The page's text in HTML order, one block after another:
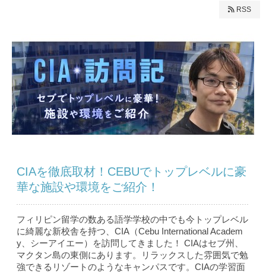
RSS
CIAを徹底取材！CEBUでトップレベルに豪
華な施設や環境をご紹介！
フィリピン留学の数ある語学学校の中でも今トップレベル
に綺麗な新校舎を持つ、CIA（Cebu International Academ
y、シーアイエー）を訪問してきました！ CIAはセブ州、
マクタン島の東側にあります。リラックスした雰囲気で勉
強できるリゾートのようなキャンパスです。CIAの学習面